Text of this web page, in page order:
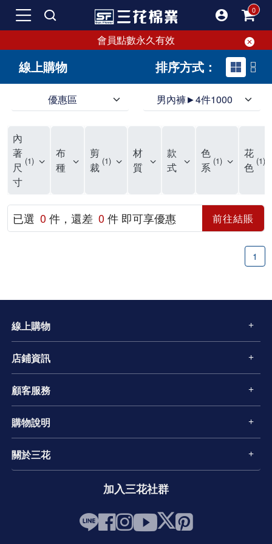
會員點數永久有效
線上購物 排序方式：
優惠區 男內褲►4件1000
三花男內褲提供最平實好搭的男內褲選擇。採用高品質原料製成，三花男內褲擁有絕佳彈性與透氣度，怎麼穿都舒適不用擔心造成肌膚困擾，立體剪裁全面大升級，滿意度百分百。
三花男內褲是男生首選品牌，適合休閒與運動。彈性好，人體工學剪裁，立體效果佳，舒適感大提升，魅力指數破表！
市佔率高達50年！三花專注設計，提升舒適與耐用，針對亞洲男性剪裁，大動作不卡襠。
三花男內褲採用優質棉料製成，褲身擁有超過千個散熱孔，吸汗透氣，柔順舒適，解決一般男內褲的悶熱問題。針對亞洲男性體型的立體剪裁設計，告別卡襠煩惱，自如大動作。三花男內褲市佔率高，專注製造與開發超過50年，提升舒適度與耐用性，深受網友推崇。五片式剪裁設計，適合各種身形及風格，給予肌膚前所未有的透氣舒適體驗。
【心情閒聊】男內褲的一些小心得?! 身為一名廣告代理商的社群小編，每次接到新客戶都需做好充足的產業功課，以免在撰寫廣告時顯得膚淺。美妝和流行服飾的客戶總讓我感到一點小確幸，因為可以搶先試用到新產品，或請客戶幫忙以員工價購買商品，讓人有中獎的小喜悅。 這次的客戶卻是-男內褲! 男內褲! 男內褲! 由於是第一次接觸這類產品，所以特地重複三次來表達內心的震驚。因為獨處時間較長，對於男內褲的研究多少有些害羞。因而硬著頭皮買了好幾件男內褲進行研究。 家裡沒有兄弟，也沒有可以直接聊男內褲的男性朋友，自己去買男內褲真的需要一些勇氣。我感謝現在的高科技網購，讓我不用親自到店面盯著男內褲看，也能輕鬆購買到不同種類的男內褲，真是感恩網路! 在Google搜尋 ""男內褲""，瞬間出現許多品牌，男內褲的世界真是博大精深呢。我開始扮演男內褲研究生，對男內褲進行分類：從長短、高低中腰到情趣男內褲，各式各樣應有盡有。好險此次的客戶是比較中規中矩的，情趣類的男內褲不在研究範圍，不然一直盯著穿內褲的模特兒看也太難為情了。 男內褲的設計功能其實不亞於女生內衣。由於男生身體結構的關係，需要更細心的設計。市面上較大的品牌有老牌的三花、三槍、宜而爽等，還有大手筆請代言人的CK、PLAYBOY等品牌。要選男內褲，實在需要下些功夫。 我將男內褲分為兩個面向：花色和功能設計。選擇男內褲的花色非常重要，因為能看出個人的品味和對內外搭配的重視程度。宅男們穿著50歲阿伯的花色內褲，或是穿白褲子搭配大黑色內褲，都是不OK的搭配。 功能設計則是對重要部位的保?。為了確保舒適性，有的內褲設計了開襟方便上廁所，有的設計了專屬囊袋固定，更有五片立體剪裁，或者強調視覺效果的內褲。這些設計不僅滿足基本的生理需求，更進階到心靈上的滿足。 以往從未想過要認真研究男內褲，直到這次工作的契機才真正了解男內褲的繁複。男內褲花色多樣，研究起來花費了不少時間。與男內褲客戶窗口交流，我這個女專案可能會有一段尷尬期，希望自己討論時不會笑場。雖然我無法真正體驗男內褲的全部功能，但透過揣測和客戶專業的回答，依然探詢到了許多有趣的現象。 某些網友反應某些國外品牌的男內褲不好穿，可能因為這些品牌是按照西方身材比例製造，不太適合台灣男性。同樣的現象也出現在女性內衣上，所以選擇適合自己的內褲才是最重要的。 以上只是我的心情抒發，沒有針對任何一家男內褲品牌，歡迎更多對男內褲有興趣的朋友加入研究行列！"
內
著
尺
寸
1
布
種
剪
裁 1
材
質
款
式
色
系 1
花
色 1
已選 0件，還差 0件 即可享優惠 前往結賬
1
線上購物
店鋪資訊
顧客服務
購物說明
關於三花
加入三花社群